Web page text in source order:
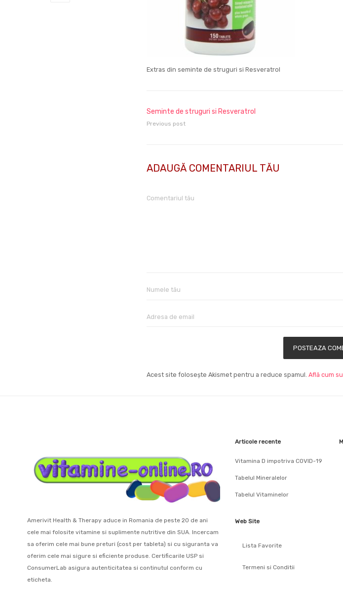
Extras din seminte de struguri si Resveratrol
Seminte de struguri si Resveratrol
Previous post
ADAUGĂ COMENTARIUL TĂU
Acest site folosește Akismet pentru a reduce spamul. Află cum
Amerivit Health & Therapy aduce in Romania de peste 20 de ani
cele mai folosite vitamine si suplimente nutritive din SUA. Incercam
sa oferim cele mai bune preturi (cost per tableta) si cu siguranta va
oferim cele mai sigure si eficiente produse. Certificarile USP si
ConsumerLab asigura autenticitatea si continutul conform cu
eticheta.
Articole recente
Vitamina D impotriva COVID-19
Tabelul Mineralelor
Tabelul Vitaminelor
Web Site
Lista Favorite
Termeni si Conditii